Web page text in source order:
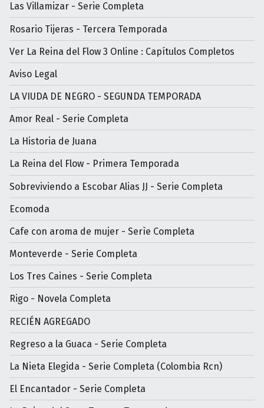
Las Villamizar - Serie Completa
Rosario Tijeras - Tercera Temporada
Ver La Reina del Flow 3 Online : Capítulos Completos
Aviso Legal
LA VIUDA DE NEGRO - SEGUNDA TEMPORADA
Amor Real - Serie Completa
La Historia de Juana
La Reina del Flow - Primera Temporada
Sobreviviendo a Escobar Alias JJ - Serie Completa
Ecomoda
Cafe con aroma de mujer - Serìe Completa
Monteverde - Serie Completa
Los Tres Caines - Serie Completa
Rigo - Novela Completa
RECIÉN AGREGADO
Regreso a la Guaca - Serie Completa
La Nieta Elegida - Serie Completa (Colombia Rcn)
El Encantador - Serie Completa